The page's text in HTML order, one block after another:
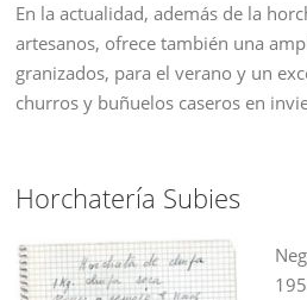
En la actualidad, además de la
artesanos, ofrece también una
granizados, para el verano y un
churros y buñuelos caseros en
Horchatería Subies